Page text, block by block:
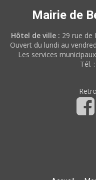
Mairie de
Hôtel de ville : 29 rue de
Ouvert du lundi au
Les services
Tél.